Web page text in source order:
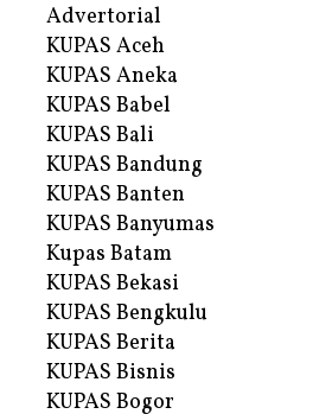
Advertorial
KUPAS Aceh
KUPAS Aneka
KUPAS Babel
KUPAS Bali
KUPAS Bandung
KUPAS Banten
KUPAS Banyumas
Kupas Batam
KUPAS Bekasi
KUPAS Bengkulu
KUPAS Berita
KUPAS Bisnis
KUPAS Bogor